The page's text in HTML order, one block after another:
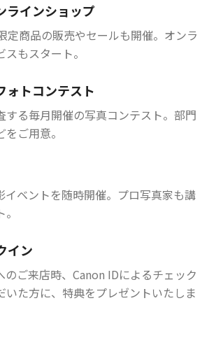
ラインショップ
定商品の販売やセールも開催。オンラ
もスタート。
ォトコンテスト
する毎月開催の写真コンテスト。部門
ご用意。
イベントを随時開催。プロ写真家も講
イン
のご来店時、Canon IDによるチェック
いた方に、特典をプレゼントいたしま